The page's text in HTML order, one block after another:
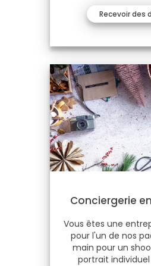
Recevoir des
Conciergerie
Vous êtes une
pour l'un de nos
main pour un
portrait